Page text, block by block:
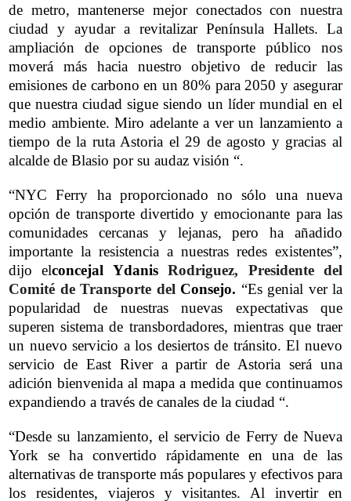
de metro, mantenerse mejor conectados con nuestra
ciudad y ayudar a revitalizar Península Hallets. La
ampliación de opciones de transporte público nos
moverá más hacia nuestro objetivo de reducir las
emisiones de carbono en un 80% para 2050 y asegurar
que nuestra ciudad sigue siendo un líder mundial en el
medio ambiente. Miro adelante a ver un lanzamiento a
tiempo de la ruta Astoria el 29 de agosto y gracias al
alcalde de Blasio por su audaz visión “.
“NYC Ferry ha proporcionado no sólo una nueva
opción de transporte divertido y emocionante para las
comunidades cercanas y lejanas, pero ha añadido
importante la resistencia a nuestras redes existentes”,
dijo elconcejal Ydanis Rodriguez, Presidente del
Comité de Transporte del Consejo. “Es genial ver la
popularidad de nuestras nuevas expectativas que
superen sistema de transbordadores, mientras que traer
un nuevo servicio a los desiertos de tránsito. El nuevo
servicio de East River a partir de Astoria será una
adición bienvenida al mapa a medida que continuamos
expandiendo a través de canales de la ciudad “.
“Desde su lanzamiento, el servicio de Ferry de Nueva
York se ha convertido rápidamente en una de las
alternativas de transporte más populares y efectivos para
los residentes, viajeros y visitantes. Al invertir en